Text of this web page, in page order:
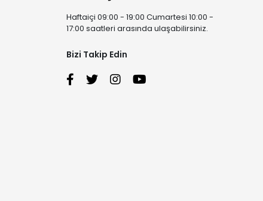
Haftaiçi 09:00 - 19:00 Cumartesi 10:00 -
17:00 saatleri arasında ulaşabilirsiniz.
Bizi Takip Edin